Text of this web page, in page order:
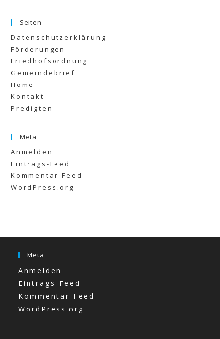
Seiten
Datenschutzerklärung
Förderungen
Friedhofsordnung
Gemeindebrief
Home
Kontakt
Predigten
Meta
Anmelden
Eintrags-Feed
Kommentar-Feed
WordPress.org
Meta
Anmelden
Eintrags-Feed
Kommentar-Feed
WordPress.org